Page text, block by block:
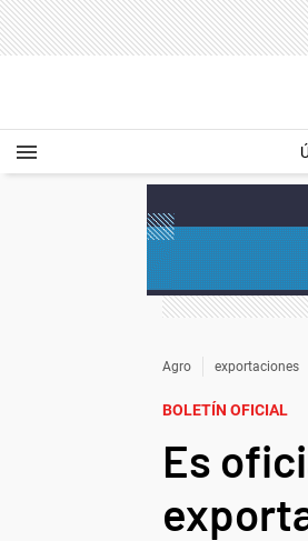
Agro exportaciones
BOLETÍN OFICIAL
Es